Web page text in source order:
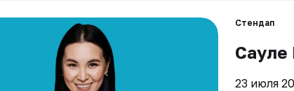
Стендап
Сауле
23 июля